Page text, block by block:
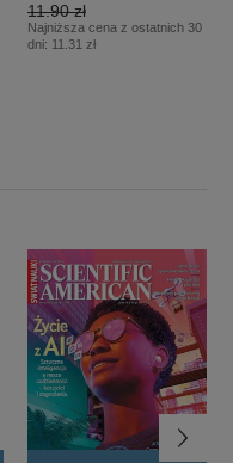
11.90 zł
Najniższa cena z ostatnich 30
dni: 11.31 zł